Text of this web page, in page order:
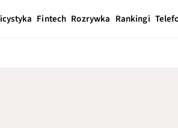
Fintech Rozrywka Rankingi